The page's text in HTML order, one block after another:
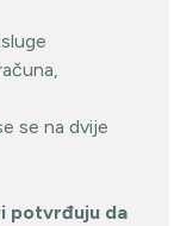
se na dvije
potvrđuju da